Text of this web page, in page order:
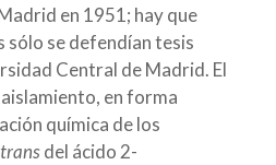
en 1951; hay que
se defendían tesis
Central de Madrid. El
en forma
química de los
transdel ácido 2-